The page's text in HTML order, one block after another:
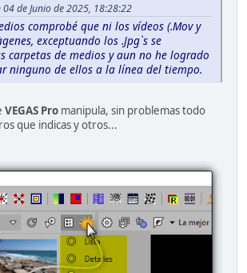
04 de Junio de 2025, 18:28:22
comprobé que ni los vídeos (.Mov y
exceptuando los .Jpg`s se
carpetas de medios y aun no he logrado
ninguno de ellos a la línea del tiempo.
VEGAS Pro manipula, sin problemas todo
que indicas y otros...